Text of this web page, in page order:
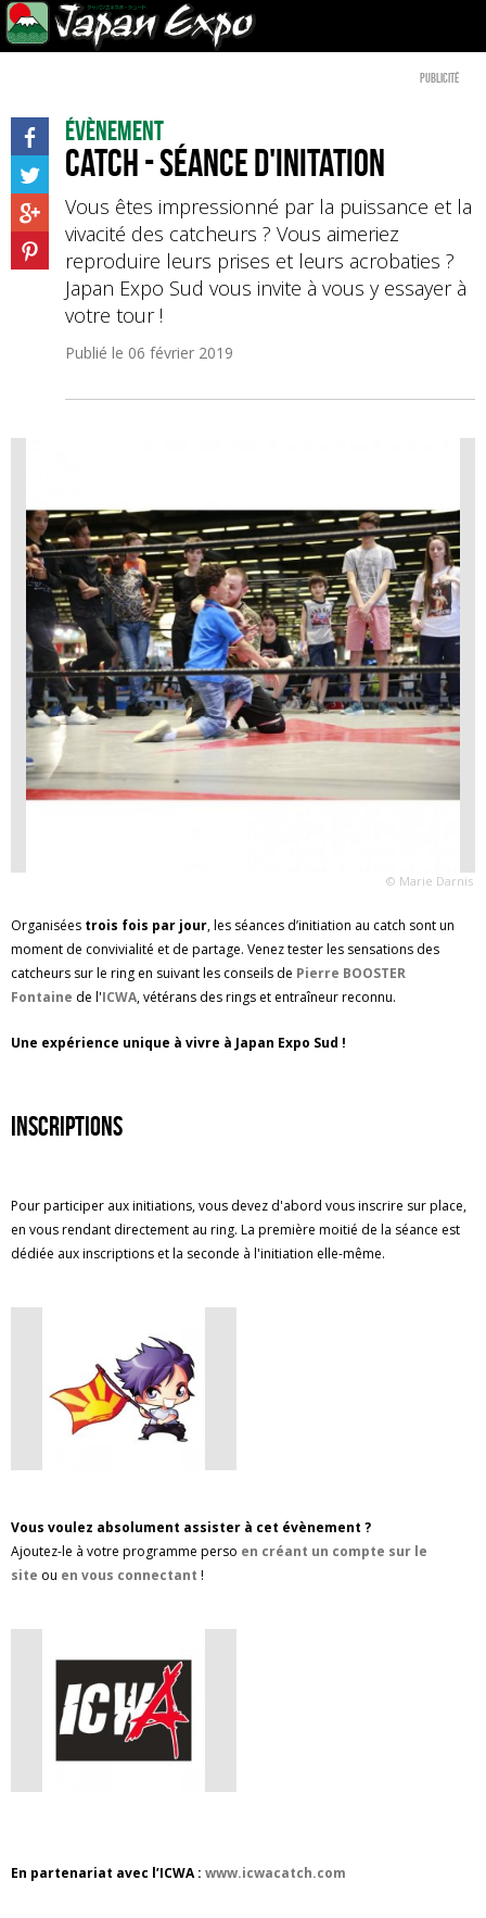
Publicité
Évènement
Catch - Séance d'initation
Vous êtes impressionné par la puissance et la
vivacité des catcheurs ? Vous aimeriez
reproduire leurs prises et leurs acrobaties ?
Japan Expo Sud vous invite à vous y essayer à
votre tour !
Publié le 06 février 2019
© Marie Darnis
Organisées trois fois par jour, les séances d’initiation au catch sont un
moment de convivialité et de partage. Venez tester les sensations des
catcheurs sur le ring en suivant les conseils de Pierre BOOSTER
Fontaine de l'ICWA, vétérans des rings et entraîneur reconnu.
Une expérience unique à vivre à Japan Expo Sud !
Inscriptions
Pour participer aux initiations, vous devez d'abord vous inscrire sur place,
en vous rendant directement au ring. La première moitié de la séance est
dédiée aux inscriptions et la seconde à l'initiation elle-même.
Vous voulez absolument assister à cet évènement ?
Ajoutez-le à votre programme perso en créant un compte sur le
site ou en vous connectant !
En partenariat avec l’ICWA : www.icwacatch.com